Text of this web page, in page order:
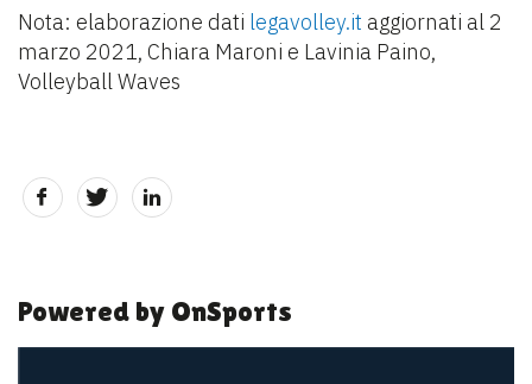
Nota: elaborazione dati legavolley.it aggiornati al 2
marzo 2021, Chiara Maroni e Lavinia Paino,
Volleyball Waves
Powered by OnSports